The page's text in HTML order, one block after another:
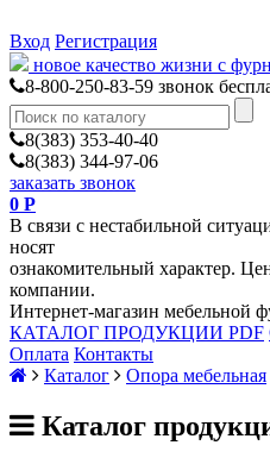
Вход Регистрация
новое качество жизни с
8-800-250-83-59 звонок
8(383) 353-40-40
8(383) 344-97-06
заказать звонок
0 Р
В связи с нестабильной
носят
ознакомительный характер.
компании.
Интернет-магазин мебельной
КАТАЛОГ ПРОДУКЦИИ PDF
Оплата Контакты
Каталог
Опора мебельная
Каталог